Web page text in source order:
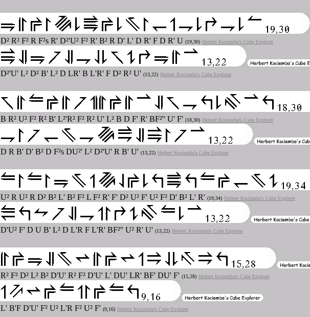
D² R² F² R F²s R' D²'U² F² R' B² R D' L' D R' F D R' U (19,30) Herbert Kociemba's Cube Explorer
D²'U' L² D² B' L² D LR' B L'R' F D² R² U' (13,22) Herbert Kociemba's Cube Explorer
B R² U² F² R² B' L²'R² F² R² U' L² B D F' R' BF²'' U' F' (18,30) Herbert Kociemba's Cube Explorer
D R B' D' B² D F²s DU²' L² D²'U' R B' U' (13,22) Herbert Kociemba's Cube Explorer
U² R U² R D² B² L' B² F² L F² R' F' D² U² F' U² F² D' B² L' R' (19,34) Herbert Kociemba's Cube Explorer
D'U² F' D U B' L² D L'R F L'R' BF²'' U² R' U' (13,22) Herbert Kociemba's Cube Explorer
R² F² D² L² B² D'U' R² F² D'U' L' DU' LR' BF' DU' F' (15,28) Herbert Kociemba's Cube Explorer
L' B'F D'U' F² U² L'R F² U² F' (9,16) Herbert Kociemba's Cube Explorer